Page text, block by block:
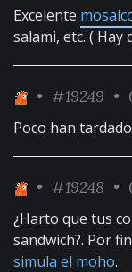
Excelente
salami, etc. (
• #19249 •
Poco han
• #19248 •
¿Harto que tus
sandwich?. Por
simula el moho.